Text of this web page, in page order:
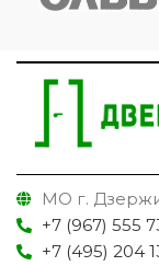
МО г.
+7 (967) 555
+7 (495) 204